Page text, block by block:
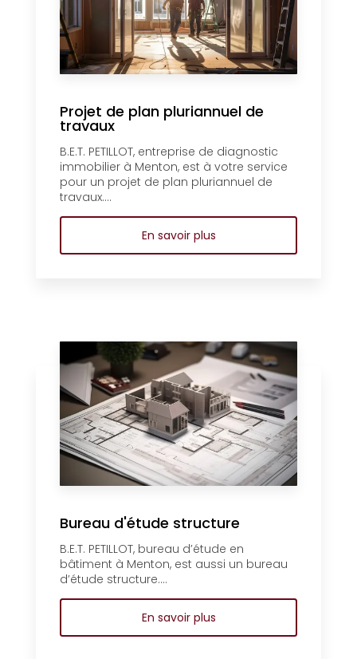
Projet de plan pluriannuel de
travaux
B.E.T. PETILLOT, entreprise de diagnostic
immobilier à Menton, est à votre service
pour un projet de plan pluriannuel de
travaux....
En savoir plus
Bureau d'étude structure
B.E.T. PETILLOT, bureau d’étude en
bâtiment à Menton, est aussi un bureau
d’étude structure....
En savoir plus